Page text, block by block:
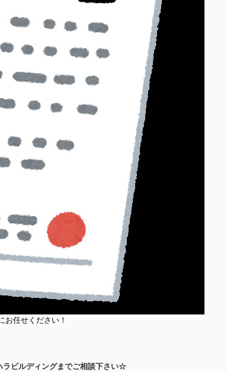
お任せください！
ラビルディングまでご相談下さい☆